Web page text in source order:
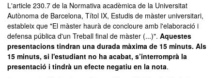
L'article 230.7 de la Normativa acadèmica de la Universitat
Autònoma de Barcelona, Títol IX, Estudis de màster universitari,
estableix que "El màster haurà de concloure amb l'elaboració i
defensa pública d'un Treball final de màster (...)". Aquestes
presentacions tindran una durada màxima de 15 minuts. Als
15 minuts, si l'estudiant no ha acabat, s’interromprà la
presentació i tindrà un efecte negatiu en la nota.